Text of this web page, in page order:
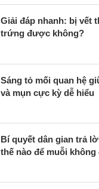
Giải đáp nhanh: bị vết
trứng được không?
Sáng tỏ mối quan hệ
và mụn cực kỳ dễ hiểu
Bí quyết dân gian trả
thế nào để muỗi không